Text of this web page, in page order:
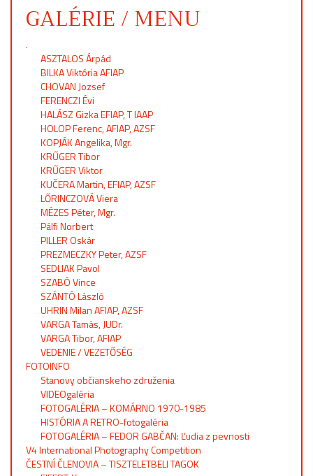
GALÉRIE / MENU
.
ASZTALOS Árpád
BILKA Viktória AFIAP
CHOVAN Jozsef
FERENCZI Évi
HALÁSZ Gizka EFIAP, T IAAP
HOLOP Ferenc, AFIAP, AZSF
KOPJÁK Angelika, Mgr.
KRŰGER Tibor
KRŰGER Viktor
KUČERA Martin, EFIAP, AZSF
LŐRINCZOVÁ Viera
MÉZES Péter, Mgr.
Pálfi Norbert
PILLER Oskár
PREZMECZKY Peter, AZSF
SEDLIAK Pavol
SZABÓ Vince
SZÁNTÓ László
UHRIN Milan AFIAP, AZSF
VARGA Tamás, JUDr.
VARGA Tibor, AFIAP
VEDENIE / VEZETŐSÉG
FOTOINFO
Stanovy občianskeho združenia
VIDEOgaléria
FOTOGALÉRIA – KOMÁRNO 1970-1985
HISTÓRIA A RETRO-fotogaléria
FOTOGALÉRIA – FEDOR GABČAN: Ľudia z pevnosti
V4 International Photography Competition
ČESTNÍ ČLENOVIA – TISZTELETBELI TAGOK